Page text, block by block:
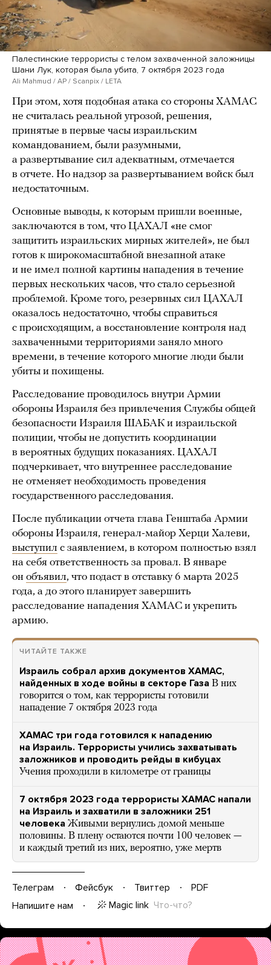
Палестинские террористы с телом захваченной заложницы
Шани Лук, которая была убита, 7 октября 2023 года
Ali Mahmud / AP / Scanpix / LETA
При этом, хотя подобная атака со стороны ХАМАС
не считалась реальной угрозой, решения,
принятые в первые часы израильским
командованием, были разумными,
а развертывание сил адекватным, отмечается
в отчете. Но надзор за развертыванием войск был
недостаточным.
Основные выводы, к которым пришли военные,
заключаются в том, что ЦАХАЛ «не смог
защитить израильских мирных жителей», не был
готов к широкомасштабной внезапной атаке
и не имел полной картины нападения в течение
первых нескольких часов, что стало серьезной
проблемой. Кроме того, резервных сил ЦАХАЛ
оказалось недостаточно, чтобы справиться
с происходящим, а восстановление контроля над
захваченными территориями заняло много
времени, в течение которого многие люди были
убиты и похищены.
Расследование проводилось внутри Армии
обороны Израиля без привлечения Службы общей
безопасности Израиля ШАБАК и израильской
полиции, чтобы не допустить координации
в вероятных будущих показаниях. ЦАХАЛ
подчеркивает, что внутреннее расследование
не отменяет необходимость проведения
государственного расследования.
После публикации отчета глава Генштаба Армии
обороны Израиля, генерал-майор Херци Халеви,
выступил с заявлением, в котором полностью взял
на себя ответственность за провал. В январе
он объявил, что подаст в отставку 6 марта 2025
года, а до этого планирует завершить
расследование нападения ХАМАС и укрепить
армию.
ЧИТАЙТЕ ТАКЖЕ
Израиль собрал архив документов ХАМАС,
найденных в ходе войны в секторе Газа В них
говорится о том, как террористы готовили
нападение 7 октября 2023 года
ХАМАС три года готовился к нападению
на Израиль. Террористы учились захватывать
заложников и проводить рейды в кибуцах
Учения проходили в километре от границы
7 октября 2023 года террористы ХАМАС напали
на Израиль и захватили в заложники 251
человека Живыми вернулись домой меньше
половины. В плену остаются почти 100 человек —
и каждый третий из них, вероятно, уже мертв
Телеграм Фейсбук Твиттер
PDF
Напишите нам
Magic link Что-что?